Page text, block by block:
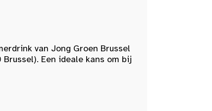
van Jong Groen Brussel
Een ideale kans om bij